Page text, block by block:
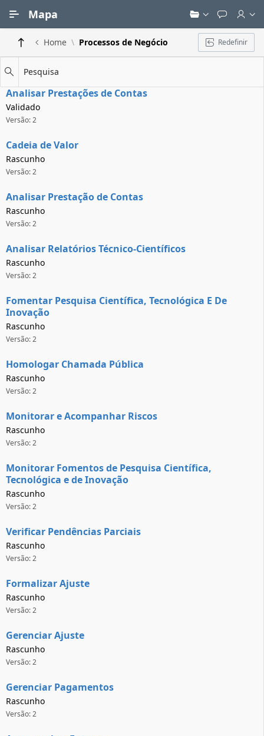
Mapa
Home Processos de Negócio Redefinir
Pesquisa
Analisar Prestações de Contas
Validado
Versão: 2
Cadeia de Valor
Rascunho
Versão: 2
Analisar Prestação de Contas
Rascunho
Versão: 2
Analisar Relatórios Técnico-Científicos
Rascunho
Versão: 2
Fomentar Pesquisa Científica, Tecnológica E De
Inovação
Rascunho
Versão: 2
Homologar Chamada Pública
Rascunho
Versão: 2
Monitorar e Acompanhar Riscos
Rascunho
Versão: 2
Monitorar Fomentos de Pesquisa Científica,
Tecnológica e de Inovação
Rascunho
Versão: 2
Verificar Pendências Parciais
Rascunho
Versão: 2
Formalizar Ajuste
Rascunho
Versão: 2
Gerenciar Ajuste
Rascunho
Versão: 2
Gerenciar Pagamentos
Rascunho
Versão: 2